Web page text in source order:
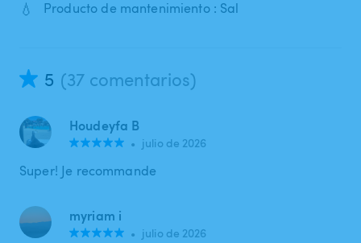
💧 Producto de mantenimiento : Sal
5 (37 comentarios)
Houdeyfa B
• julio de 2026
Super! Je recommande
myriam i
• julio de 2026